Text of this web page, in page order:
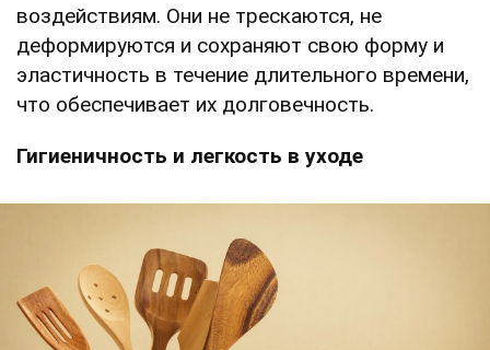
воздействиям. Они не трескаются, не
деформируются и сохраняют свою форму и
эластичность в течение длительного времени,
что обеспечивает их долговечность.
Гигиеничность и легкость в уходе